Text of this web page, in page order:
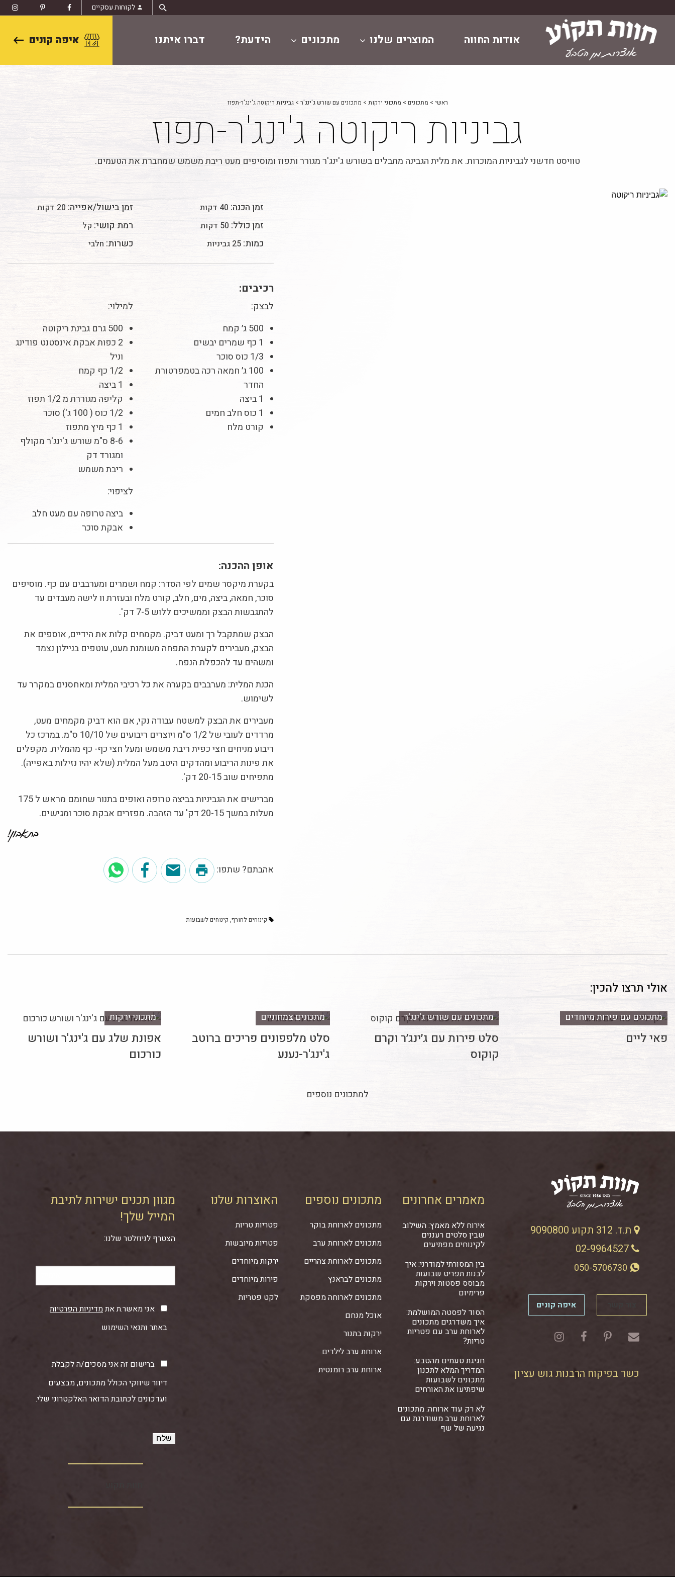
content
לקוחות עסקיים
אודות החווה המוצרים שלנו מתכונים הידעת? דברו איתנו איפה קונים
ראשי > מתכונים > מתכוני ירקות > מתכונים עם שורש ג'ינג'ר >גביניות ריקוטה ג'ינג'ר-תפוז
גביניות ריקוטה ג'ינג'ר-תפוז
טוויסט חדשני לגביניות המוכרות. את מלית הגבינה מתבלים בשורש ג'ינג'ר מגורר ותפוז ומוסיפים מעט ריבת משמש שמחברת את הטעמים.
זמן הכנה: 40 דקות זמן בישול/אפייה: 20 דקות
זמן כולל: 50 דקות רמת קושי: קל
כמות: 25 גביניות כשרות: חלבי
רכיבים:
לבצק:
500 ג׳ קמח
1 כף שמרים יבשים
1/3 כוס סוכר
100 ג׳ חמאה רכה בטמפרטורת
החדר
1 ביצה
1 כוס חלב חמים
קורט מלח
למילוי:
500 גרם גבינת ריקוטה
2 כפות אבקת אינסטנט פודינג
וניל
1/2 כף קמח
1 ביצה
קליפה מגוררת מ 1/2 תפוז
1/2 כוס ( 100 ג') סוכר
1 כף מיץ מתפוז
8-6 ס"מ שורש ג'ינג'ר מקולף
ומגורד דק
ריבת משמש
לציפוי:
ביצה טרופה עם מעט חלב
אבקת סוכר
אופן ההכנה:
בקערת מיקסר שמים לפי הסדר: קמח ושמרים ומערבבים עם כף. מוסיפים
סוכר, חמאה, ביצה, מים, חלב, קורט מלח ובעזרת וו לישה מעבדים עד
להתגבשות הבצק וממשיכים ללוש 7-5 דק'.
הבצק שמתקבל רך ומעט דביק. מקמחים קלות את הידיים, אוספים את
הבצק, מעבירים לקערת התפחה משומנת מעט, עוטפים בניילון נצמד
ומשהים עד להכפלת הנפח.
הכנת המלית: מערבבים בקערה את כל רכיבי המלית ומאחסנים במקרר עד
לשימוש.
מעבירים את הבצק למשטח עבודה נקי, אם הוא דביק מקמחים מעט,
מרדדים לעובי של 1/2 ס"מ ויוצרים ריבועים של 10/10 ס"מ. במרכז כל
ריבוע מניחים חצי כפית ריבת משמש ומעל חצי כף- כף מהמלית. מקפלים
את פינות הריבוע ומהדקים היטב מעל המלית (שלא יהיו נזילות באפייה).
מתפיחים שוב 20-15 דק'.
מברישים את הגביניות בביצה טרופה ואופים בתנור שחומם מראש ל 175
מעלות במשך 20-15 דק' עד הזהבה. מפזרים אבקת סוכר ומגישים.
אהבתם? שתפו:
קינוחים לחורף קינוחים לשבועות
אולי תרצו להכין:
מתכונים עם פירות מיוחדים
פאי ליים
מתכונים עם שורש ג'ינג'ר
סלט פירות עם ג׳ינג׳ר וקרם
קוקוס
מתכונים צמחוניים
סלט מלפפונים פריכים ברוטב
ג'ינג'ר-נענע
מתכוני ירקות
אפונת שלג עם ג'ינג'ר ושורש
כורכום
למתכונים נוספים
ת.ד. 312 תקוע 9090800
איפה קונים
כשר בפיקוח הרבנות גוש עציון
מאמרים אחרונים
אירוח ללא מאמץ: השילוב
שבין סלטים רעננים
לקינוחים מפתיעים
בין המסורתי למודרני: איך
לבנות תפריט שבועות
מבוסס פסטות וירקות
פרימיום
הסוד לפסטה המושלמת:
איך משדרגים מתכונים
לארוחת ערב עם פטריות
טריות?
חגיגת טעמים מהטבע:
המדריך המלא לתכנון
מתכונים לשבועות
שיפתיעו את האורחים
לא רק עוד ארוחה: מתכונים
לארוחת ערב משודרגת עם
נגיעה של שף
מתכונים נוספים
מתכונים לארוחת בוקר
מתכונים לארוחת ערב
מתכונים לארוחת צהריים
מתכונים לבראנץ
מתכונים לארוחה מפסקת
אוכל מנחם
ירקות בתנור
ארוחת ערב לילדים
ארוחת ערב רומנטית
האוצרות שלנו
פטריות טריות
פטריות מיובשות
ירקות מיוחדים
פירות מיוחדים
לקט פטריות
מגוון תכנים ישירות לתיבת
המייל שלך!
הצטרף לניוזלטר שלנו:
אני מאשר.ת אתמדיניות הפרטיות
באתר ותנאי השימוש
ברישום זה אני מסכים/ה לקבלת
דיוור שיווקי הכולל מתכונים, מבצעים
ועדכונים לכתובת הדואר האלקטרוני שלי.